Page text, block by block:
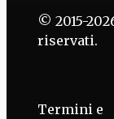
© 2015-
riservati.
Termini e